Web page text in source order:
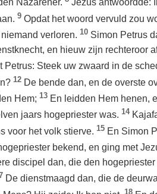
Nazarener.
Jezus antwoordde:
9 Opdat het woord vervuld zou
verloren. 10 Simon Petrus
en hieuw zijn rechteroor
Petrus: Steek uw zwaard in de
12 De bende dan, en de overste
Hem; 13 En leidden Hem henen,
jaars hogepriester was. 14
voor het volk stierve. 15 En Simon
bekend, en ging met
discipel dan, die den
De dienstmaagd dan, die de
18